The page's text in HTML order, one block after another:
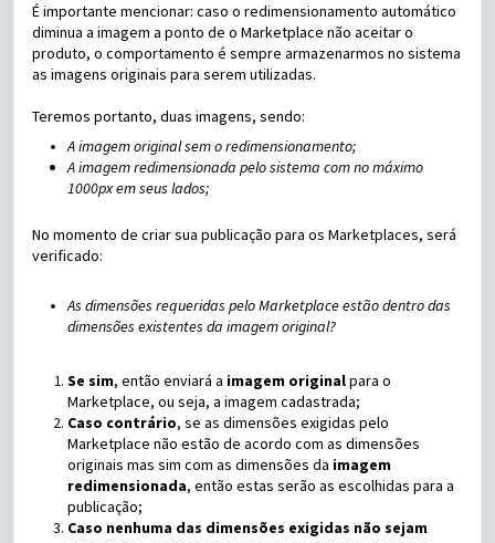
É importante mencionar: caso o redimensionamento automático
diminua a imagem a ponto de o Marketplace não aceitar o
produto, o comportamento é sempre armazenarmos no sistema
as imagens originais para serem utilizadas.
Teremos portanto, duas imagens, sendo:
A imagem original sem o redimensionamento;
A imagem redimensionada pelo sistema com no máximo
1000px em seus lados;
No momento de criar sua publicação para os Marketplaces, será
verificado:
As dimensões requeridas pelo Marketplace estão dentro das
dimensões existentes da imagem original?
Se sim, então enviará a imagem originalpara o
Marketplace, ou seja, a imagem cadastrada;
Caso contrário, se as dimensões exigidas pelo
Marketplace não estão de acordo com as dimensões
originais mas sim com as dimensões da imagem
redimensionada, então estas serão as escolhidas para a
publicação;
Caso nenhuma das dimensões exigidas não sejam